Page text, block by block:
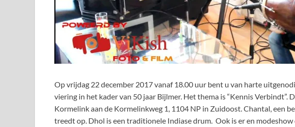
Op vrijdag 22 december 2017 vanaf 18.00 uur bent u van harte
viering in het kader van 50 jaar Bijlmer. Het thema is “Kennis Verbindt”.
Kormelink aan de Kormelinkweg 1, 1104 NP in Zuidoost. Chantal, een
treedt op. Dhol is een traditionele Indiase drum. Ook is er en modeshow